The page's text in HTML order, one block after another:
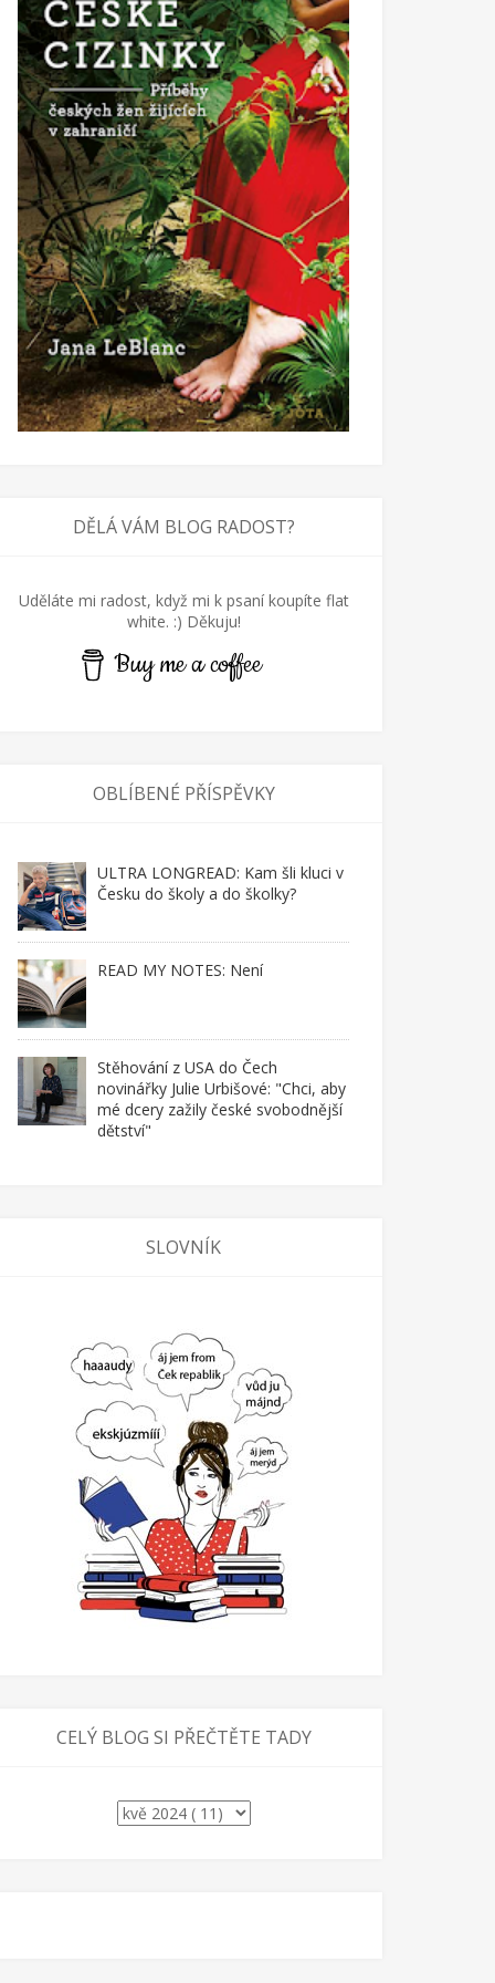
DĚLÁ VÁM BLOG RADOST?
Uděláte mi radost, když mi k psaní koupíte flat
white. :) Děkuju!
Buy me a coffee
OBLÍBENÉ PŘÍSPĚVKY
ULTRA LONGREAD: Kam šli kluci v
Česku do školy a do školky?
READ MY NOTES: Není
Stěhování z USA do Čech
novinářky Julie Urbišové: "Chci, aby
mé dcery zažily české svobodnější
dětství"
SLOVNÍK
CELÝ BLOG SI PŘEČTĚTE TADY